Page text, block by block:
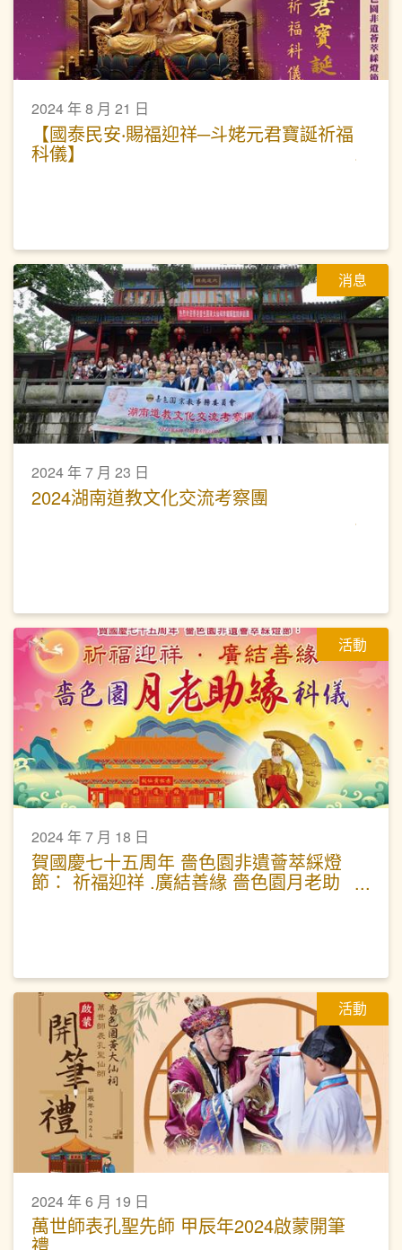
2024 年 8 月 21 日
【國泰民安‧賜福迎祥─斗姥元君寶誕祈福
科儀】
消息
2024 年 7 月 23 日
2024湖南道教文化交流考察團
活動
2024 年 7 月 18 日
賀國慶七十五周年 嗇色園非遺薈萃綵燈
節： 祈福迎祥 .廣結善緣 嗇色園月老助
活動
2024 年 6 月 19 日
萬世師表孔聖先師 甲辰年2024啟蒙開筆